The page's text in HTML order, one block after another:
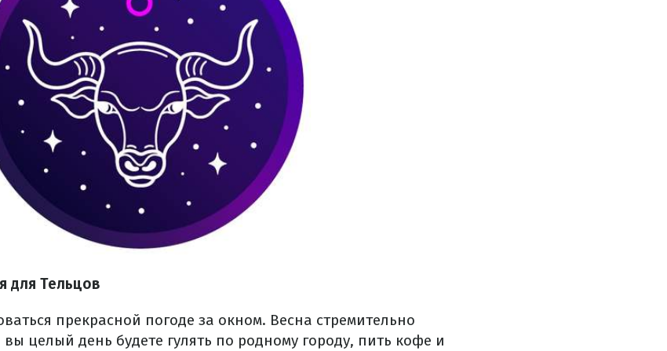
для Тельцов
прекрасной погоде за окном. Весна стремительно
целый день будете гулять по родному городу, пить кофе и